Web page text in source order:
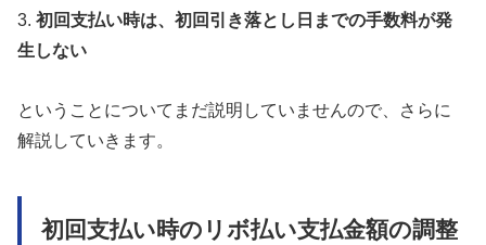
3.初回支払い時は、初回引き落とし日までの手数料が発
生しない
ということについてまだ説明していませんので、さらに
解説していきます。
初回支払い時のリボ払い支払金額の調整